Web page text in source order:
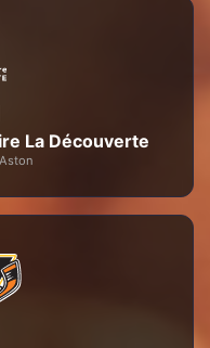
La Découverte